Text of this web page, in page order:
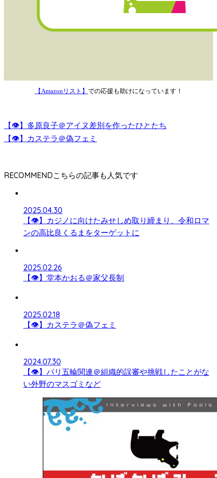
【Amazonリスト】 での応援も助けになっています！
【👁】多原良子＠アイヌ差別を作ったひとたち
【👁】カステラ＠偽フェミ
RECOMMEND
2025.04.30
【👁】カジノに向けたみせしめ取り締まり、令和ロマ
ンの高比良くるまをターゲットに
2025.02.26
【👁】堂本かおる＠家父長制
2025.02.18
【👁】カステラ＠偽フェミ
2024.07.30
【👁】パリ五輪関連＠組織的誤審や挑戦したことがな
い外野のマスゴミなど